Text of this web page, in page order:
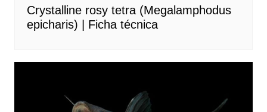
Crystalline rosy tetra (Megalamphodus
epicharis) | Ficha técnica